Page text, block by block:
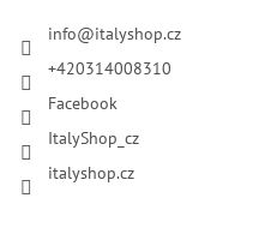
info@italyshop.cz
+420314008310
Facebook
ItalyShop_cz
italyshop.cz